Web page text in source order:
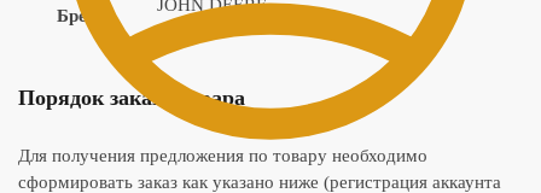
Бренд
JOHN DEERE
Порядок заказа товара
Для получения предложения по товару необходимо
сформировать заказ как указано ниже (регистрация аккаунта